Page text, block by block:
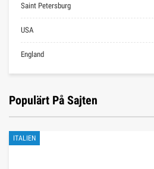
Saint Petersburg
USA
England
Populärt På Sajten
ITALIEN